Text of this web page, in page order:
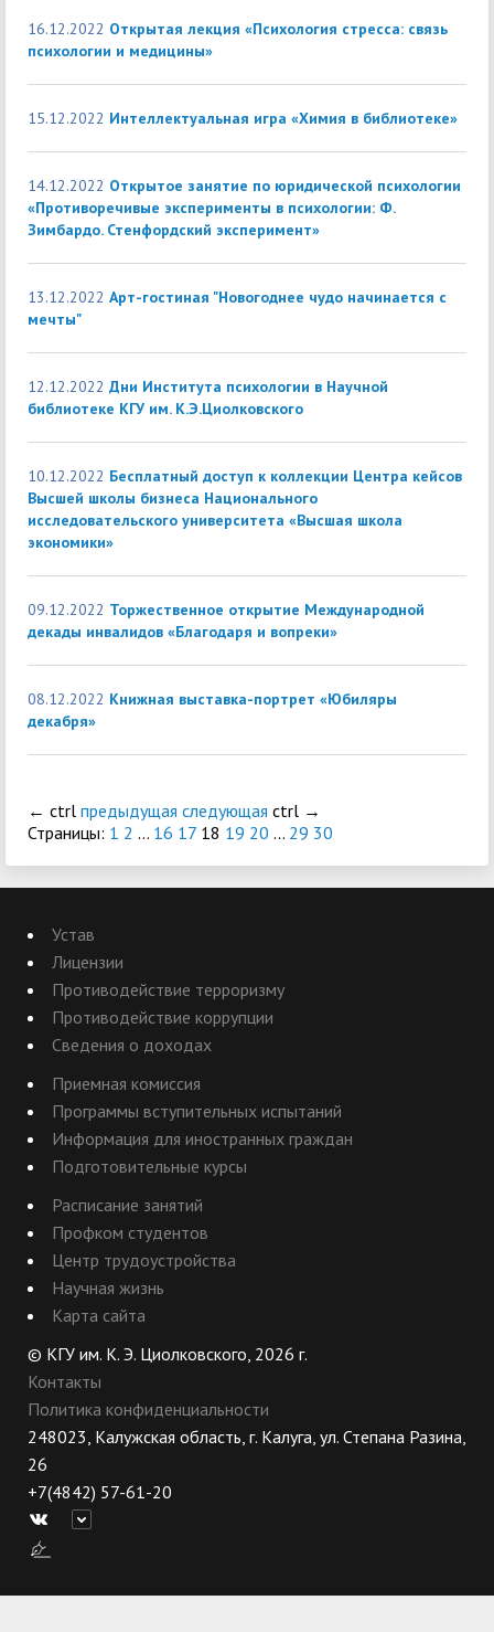
16.12.2022 Открытая лекция «Психология стресса: связь
психологии и медицины»
15.12.2022 Интеллектуальная игра «Химия в библиотеке»
14.12.2022 Открытое занятие по юридической психологии
«Противоречивые эксперименты в психологии: Ф.
Зимбардо. Стенфордский эксперимент»
13.12.2022 Арт-гостиная "Новогоднее чудо начинается с
мечты"
12.12.2022 Дни Института психологии в Научной
библиотеке КГУ им. К.Э.Циолковского
10.12.2022 Бесплатный доступ к коллекции Центра кейсов
Высшей школы бизнеса Национального
исследовательского университета «Высшая школа
экономики»
09.12.2022 Торжественное открытие Международной
декады инвалидов «Благодаря и вопреки»
08.12.2022 Книжная выставка-портрет «Юбиляры
декабря»
← ctrl предыдущая следующая ctrl →
Страницы: 1 2 ... 16 17 18 19 20 ... 29 30
Устав
Лицензии
Противодействие терроризму
Противодействие коррупции
Сведения о доходах
Приемная комиссия
Программы вступительных испытаний
Информация для иностранных граждан
Подготовительные курсы
Расписание занятий
Профком студентов
Центр трудоустройства
Научная жизнь
Карта сайта
© КГУ им. К. Э. Циолковского, 2026 г.
Контакты
Политика конфиденциальности
248023, Калужская область, г. Калуга, ул. Степана Разина,
26
+7(4842) 57-61-20